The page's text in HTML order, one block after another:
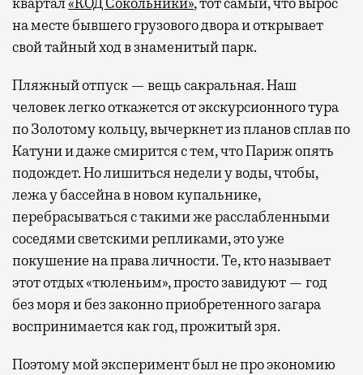
на месте бывшего грузового двора и открывает
свой тайный ход в знаменитый парк.
Пляжный отпуск — вещь сакральная. Наш
человек легко откажется от экскурсионного тура
по Золотому кольцу, вычеркнет из планов сплав по
Катуни и даже смирится с тем, что Париж опять
подождет. Но лишиться недели у воды, чтобы,
лежа у бассейна в новом купальнике,
перебрасываться с такими же расслабленными
соседями светскими репликами, это уже
покушение на права личности. Те, кто называет
этот отдых «тюленьим», просто завидуют — год
без моря и без законно приобретенного загара
воспринимается как год, прожитый зря.
Поэтому мой эксперимент был не про экономию